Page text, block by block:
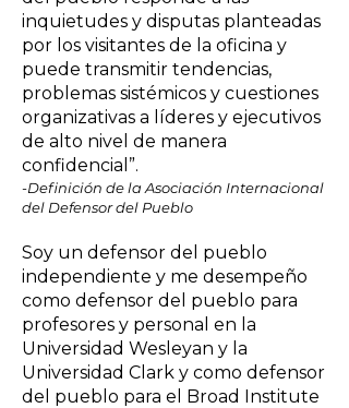
inquietudes y disputas planteadas
por los visitantes de la oficina y
puede transmitir tendencias,
problemas sistémicos y cuestiones
organizativas a líderes y ejecutivos
de alto nivel de manera
confidencial”.
-Definición de la Asociación Internacional
del Defensor del Pueblo
Soy un defensor del pueblo
independiente y me desempeño
como defensor del pueblo para
profesores y personal en la
Universidad Wesleyan y la
Universidad Clark y como defensor
del pueblo para el Broad Institute